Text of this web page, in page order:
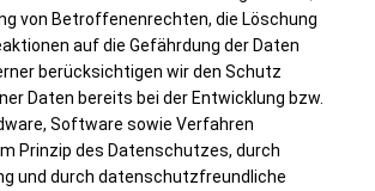
von Betroffenenrechten, die Löschung
auf die Gefährdung der Daten
berücksichtigen wir den Schutz
Daten bereits bei der Entwicklung bzw.
Software sowie Verfahren
Prinzip des Datenschutzes, durch
und durch datenschutzfreundliche